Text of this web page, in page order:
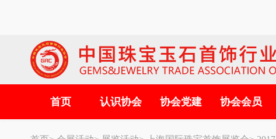
首页 认识协会 协会党建 协会会员